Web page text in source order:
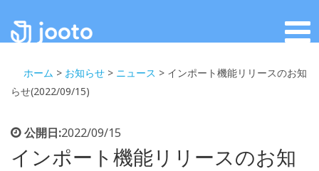
ホーム > お知らせ > ニュース > インポート機能リリースのお知
らせ(2022/09/15)
公開日:2022/09/15
インポート機能リリースのお知